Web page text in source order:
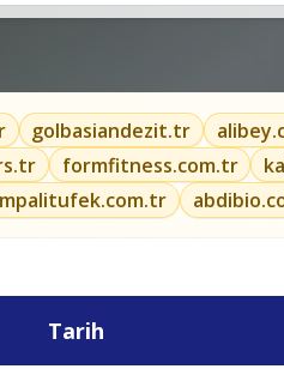
golbasiandezit.tr
formfitness.com.tr
Tarih